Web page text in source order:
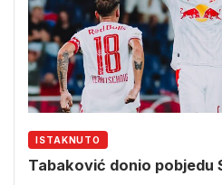
ISTAKNUTO
Tabaković donio pobjedu